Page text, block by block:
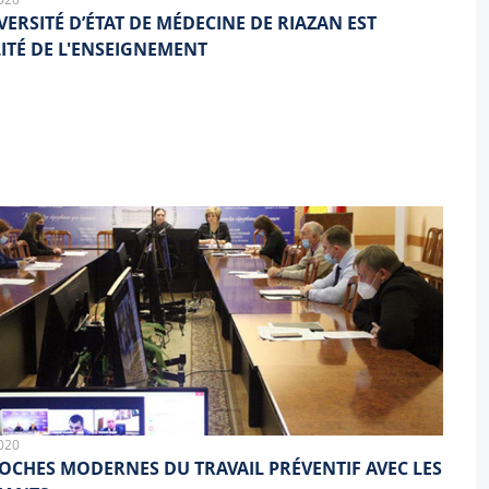
D’ÉTAT DE MÉDECINE DE RIAZAN EST
DE L'ENSEIGNEMENT
MODERNES DU TRAVAIL PRÉVENTIF AVEC LES